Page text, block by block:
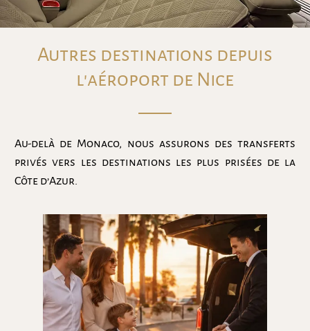
Autres destinations depuis
l'aéroport de Nice
Au-delà de Monaco, nous assurons des transferts
privés vers les destinations les plus prisées de la
Côte d’Azur.